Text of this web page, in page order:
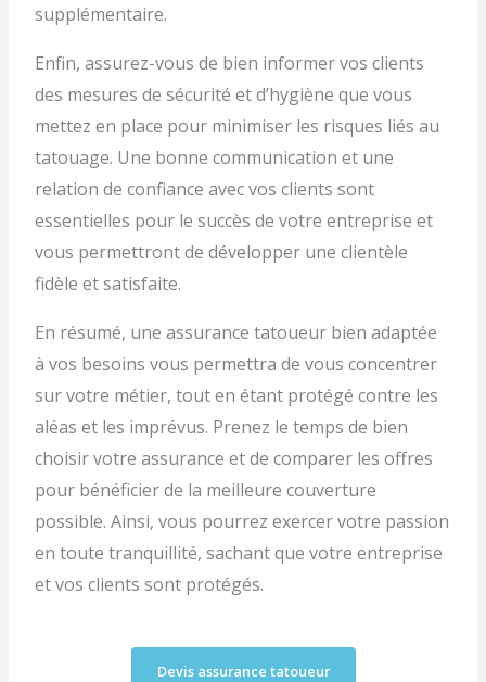
supplémentaire.
Enfin, assurez-vous de bien informer vos clients
des mesures de sécurité et d’hygiène que vous
mettez en place pour minimiser les risques liés au
tatouage. Une bonne communication et une
relation de confiance avec vos clients sont
essentielles pour le succès de votre entreprise et
vous permettront de développer une clientèle
fidèle et satisfaite.
En résumé, une assurance tatoueur bien adaptée
à vos besoins vous permettra de vous concentrer
sur votre métier, tout en étant protégé contre les
aléas et les imprévus. Prenez le temps de bien
choisir votre assurance et de comparer les offres
pour bénéficier de la meilleure couverture
possible. Ainsi, vous pourrez exercer votre passion
en toute tranquillité, sachant que votre entreprise
et vos clients sont protégés.
Devis assurance tatoueur